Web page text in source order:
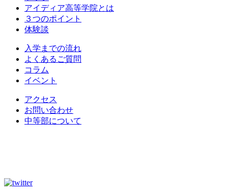
アイディア高等学院とは
３つのポイント
体験談
入学までの流れ
よくあるご質問
コラム
イベント
アクセス
お問い合わせ
中等部について